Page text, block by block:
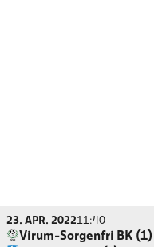
23. APR. 202211:40
Virum-Sorgenfri BK (1)